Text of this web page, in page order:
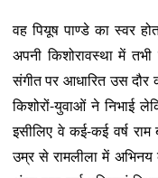
वह पियूष पाण्डे का स्वर
अपनी किशोरावस्था में
संगीत पर आधारित उस दौर
किशोरों-युवाओं ने निभाई
इसीलिए वे कई-कई वर्ष
उम्र से रामलीला में